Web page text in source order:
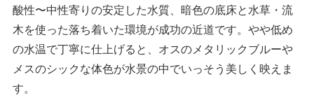
酸性〜中性寄りの安定した水質、暗色の底床と水草・流
木を使った落ち着いた環境が成功の近道です。やや低め
の水温で丁寧に仕上げると、オスのメタリックブルーや
メスのシックな体色が水景の中でいっそう美しく映えま
す。